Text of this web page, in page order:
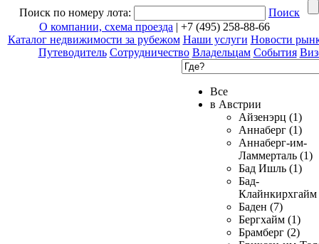
Поиск по номеру лота:
Поиск
О компании, схема проезда | +7 (495) 258-88-66
Каталог недвижимости за рубежом Наши услуги Новости
Путеводитель Сотрудничество Владельцам События
Все
в Австрии
Айзенэрц (1)
Аннаберг (1)
Аннаберг-им-
Ламмерталь (1)
Бад Ишль (1)
Бад-
Клайнкирхгайм
Баден (7)
Бергхайм (1)
Брамберг (2)